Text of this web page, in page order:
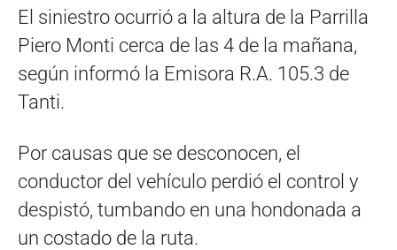
El siniestro ocurrió a la altura de la Parrilla
Piero Monti cerca de las 4 de la mañana,
según informó la Emisora R.A. 105.3 de
Tanti.
Por causas que se desconocen, el
conductor del vehículo perdió el control y
despistó, tumbando en una hondonada a
un costado de la ruta.